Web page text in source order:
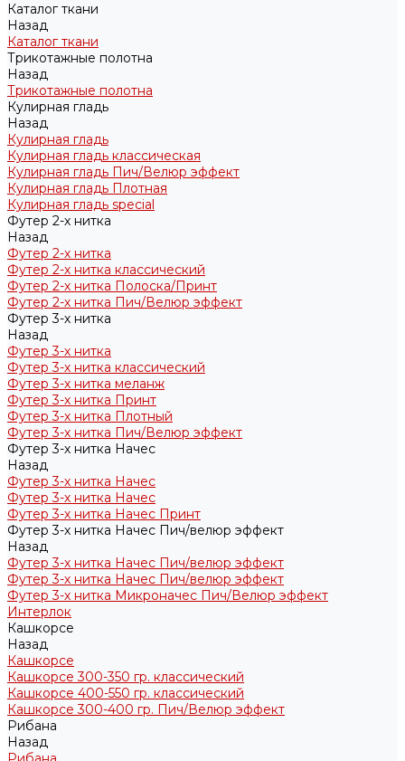
Каталог ткани
Назад
Каталог ткани
Трикотажные полотна
Назад
Трикотажные полотна
Кулирная гладь
Назад
Кулирная гладь
Кулирная гладь классическая
Кулирная гладь Пич/Велюр эффект
Кулирная гладь Плотная
Кулирная гладь special
Футер 2-х нитка
Назад
Футер 2-х нитка
Футер 2-х нитка классический
Футер 2-х нитка Полоска/Принт
Футер 2-х нитка Пич/Велюр эффект
Футер 3-х нитка
Назад
Футер 3-х нитка
Футер 3-х нитка классический
Футер 3-х нитка меланж
Футер 3-х нитка Принт
Футер 3-х нитка Плотный
Футер 3-х нитка Пич/Велюр эффект
Футер 3-х нитка Начес
Назад
Футер 3-х нитка Начес
Футер 3-х нитка Начес
Футер 3-х нитка Начес Принт
Футер 3-х нитка Начес Пич/велюр эффект
Назад
Футер 3-х нитка Начес Пич/велюр эффект
Футер 3-х нитка Начес Пич/велюр эффект
Футер 3-х нитка Микроначес Пич/Велюр эффект
Интерлок
Кашкорсе
Назад
Кашкорсе
Кашкорсе 300-350 гр. классический
Кашкорсе 400-550 гр. классический
Кашкорсе 300-400 гр. Пич/Велюр эффект
Рибана
Назад